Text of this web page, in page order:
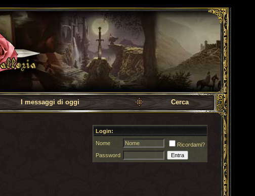
I messaggi di oggi Cerca
Login:
Nome
Ricordami?
Password